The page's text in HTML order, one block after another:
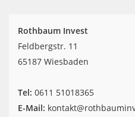
Rothbaum Invest
Feldbergstr. 11
65187 Wiesbaden
Tel: ‎0611 51018365
E-Mail: